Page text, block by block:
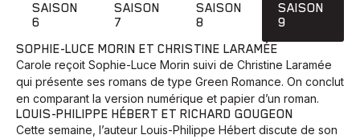
SAISON
6
SAISON
7
SAISON
8
SAISON
9
SOPHIE-LUCE MORIN ET CHRISTINE LARAMÉE
Carole reçoit Sophie-Luce Morin suivi de Christine Laramée
qui présente ses romans de type Green Romance. On conclut
en comparant la version numérique et papier d’un roman.
LOUIS-PHILIPPE HÉBERT ET RICHARD GOUGEON
Cette semaine, l’auteur Louis-Philippe Hébert discute de son